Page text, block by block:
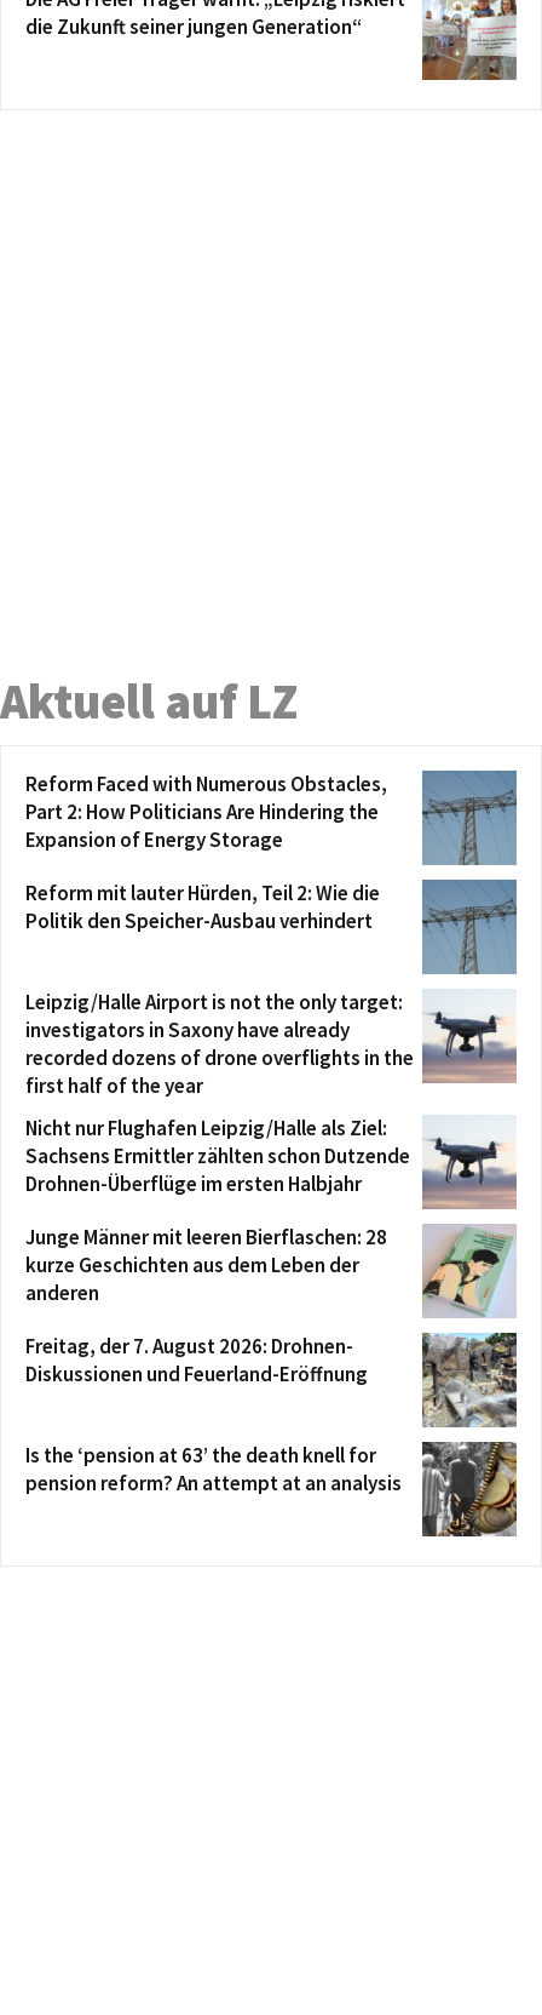
die Zukunft seiner jungen Generation“
Aktuell auf LZ
Reform Faced with Numerous Obstacles,
Part 2: How Politicians Are Hindering the
Expansion of Energy Storage
Reform mit lauter Hürden, Teil 2: Wie die
Politik den Speicher-Ausbau verhindert
Leipzig/Halle Airport is not the only target:
investigators in Saxony have already
recorded dozens of drone overflights in the
first half of the year
Nicht nur Flughafen Leipzig/Halle als Ziel:
Sachsens Ermittler zählten schon Dutzende
Drohnen-Überflüge im ersten Halbjahr
Junge Männer mit leeren Bierflaschen: 28
kurze Geschichten aus dem Leben der
anderen
Freitag, der 7. August 2026: Drohnen-
Diskussionen und Feuerland-Eröffnung
Is the ‘pension at 63’ the death knell for
pension reform? An attempt at an analysis